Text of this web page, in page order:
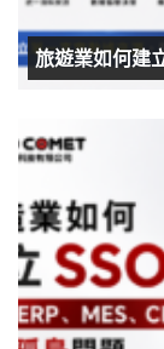
旅遊業如何建